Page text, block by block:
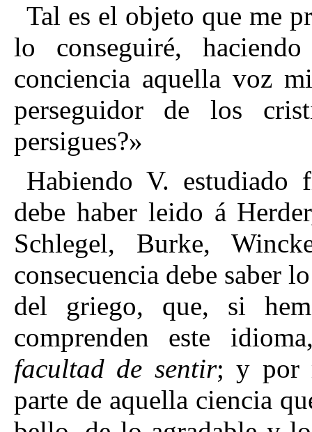
Tal es el objeto que me
lo conseguiré,
conciencia aquella voz
perseguidor de los
persigues?»
Habiendo V. estudiado
debe haber leido á
Schlegel, Burke,
consecuencia debe saber
del griego, que, si
comprenden este
facultad de sentir; y por
parte de aquella ciencia